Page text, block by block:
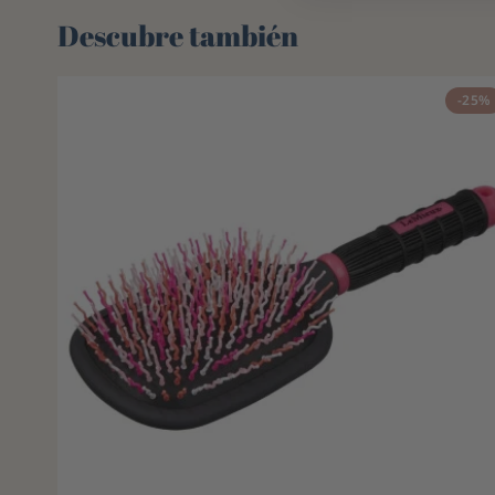
Descubre también 🌻
-25%